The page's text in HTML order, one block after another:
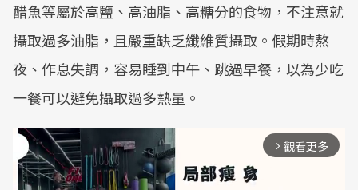
醋魚等屬於高鹽、高油脂、高糖分的食物，不注意就
攝取過多油脂，且嚴重缺乏纖維質攝取。假期時熬
夜、作息失調，容易睡到中午、跳過早餐，以為少吃
一餐可以避免攝取過多熱量。
arrow_forward_ios 觀看更多